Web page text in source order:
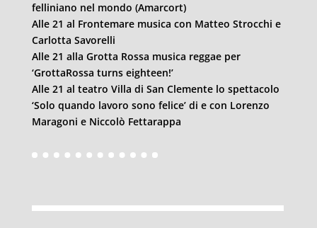
felliniano nel mondo (Amarcort)
Alle 21 al Frontemare musica con Matteo Strocchi e
Carlotta Savorelli
Alle 21 alla Grotta Rossa musica reggae per
‘GrottaRossa turns eighteen!’
Alle 21 al teatro Villa di San Clemente lo spettacolo
‘Solo quando lavoro sono felice’ di e con Lorenzo
Maragoni e Niccolò Fettarappa